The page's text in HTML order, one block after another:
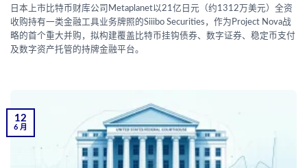
日本上市比特币财库公司Metaplanet以21亿日元（约1312万美元）全资
收购持有一类金融工具业务牌照的Siiibo Securities，作为Project Nova战
略的首个重大并购，拟构建覆盖比特币挂钩债券、数字证券、稳定币支付
及数字资产托管的持牌金融平台。
12
6 月